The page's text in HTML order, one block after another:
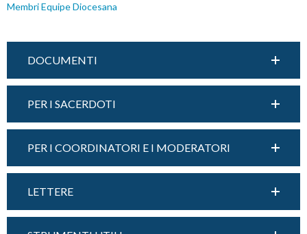
Membri Equipe Diocesana
DOCUMENTI
PER I SACERDOTI
PER I COORDINATORI E I MODERATORI
LETTERE